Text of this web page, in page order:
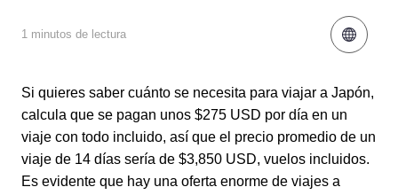
1 minutos de lectura
Si quieres saber cuánto se necesita para viajar a Japón,
calcula que se pagan unos $275 USD por día en un
viaje con todo incluido, así que el precio promedio de un
viaje de 14 días sería de $3,850 USD, vuelos incluidos.
Es evidente que hay una oferta enorme de viajes a